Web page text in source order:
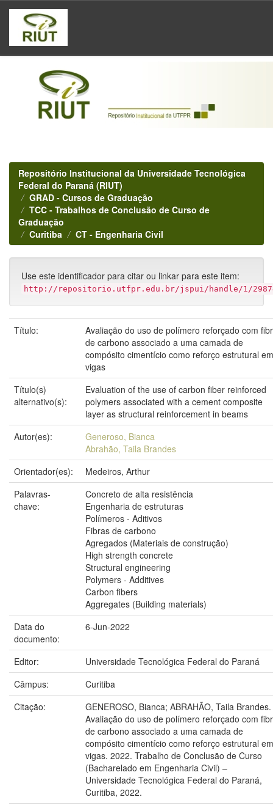
Skip
navigation
Repositório Institucional da Universidade Tecnológica
Federal do Paraná (RIUT)
GRAD - Cursos de Graduação
TCC - Trabalhos de Conclusão de Curso de
Graduação
Curitiba
CT - Engenharia Civil
Use este identificador para citar ou linkar para este item:
http://repositorio.utfpr.edu.br/jspui/handle/1/
Título:
Avaliação do uso de polímero reforçado com
de carbono associado a uma camada de
compósito cimentício como reforço estrutural em
vigas
Título(s)
alternativo(s):
Evaluation of the use of carbon fiber reinforced
polymers associated with a cement composite
layer as structural reinforcement in beams
Autor(es):
Generoso, Bianca
Abrahão, Taila Brandes
Orientador(es):
Medeiros, Arthur
Palavras-
chave:
Concreto de alta resistência
Engenharia de estruturas
Polímeros - Aditivos
Fibras de carbono
Agregados (Materiais de construção)
High strength concrete
Structural engineering
Polymers - Additives
Carbon fibers
Aggregates (Building materials)
Data do
documento:
6-Jun-2022
Editor:
Universidade Tecnológica Federal do Paraná
Câmpus:
Curitiba
Citação:
GENEROSO, Bianca; ABRAHÃO, Taila Brandes.
Avaliação do uso de polímero reforçado com
de carbono associado a uma camada de
compósito cimentício como reforço estrutural em
vigas. 2022. Trabalho de Conclusão de Curso
(Bacharelado em Engenharia Civil) –
Universidade Tecnológica Federal do Paraná,
Curitiba, 2022.